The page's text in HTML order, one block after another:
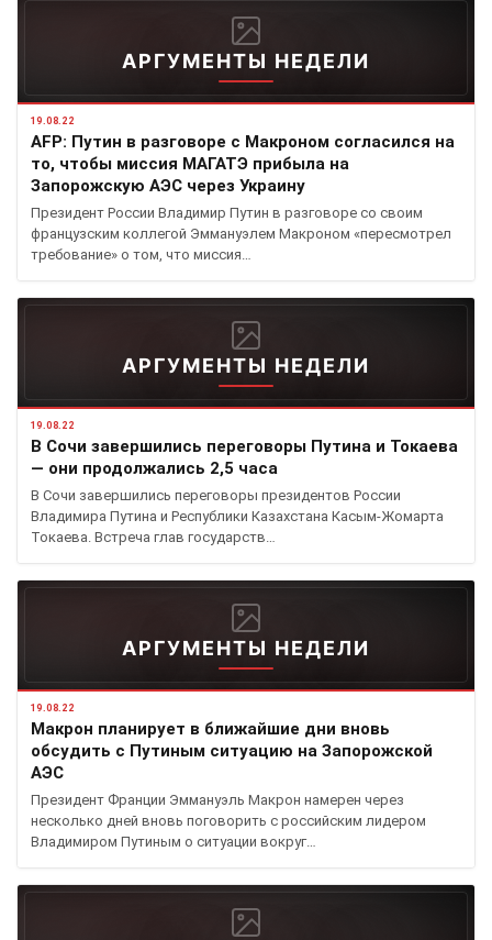
АРГУМЕНТЫ НЕДЕЛИ
19.08.22
AFP: Путин в разговоре с Макроном согласился на
то, чтобы миссия МАГАТЭ прибыла на
Запорожскую АЭС через Украину
Президент России Владимир Путин в разговоре со своим
французским коллегой Эммануэлем Макроном «пересмотрел
требование» о том, что миссия…
АРГУМЕНТЫ НЕДЕЛИ
19.08.22
В Сочи завершились переговоры Путина и Токаева
— они продолжались 2,5 часа
В Сочи завершились переговоры президентов России
Владимира Путина и Республики Казахстана Касым-Жомарта
Токаева. Встреча глав государств…
АРГУМЕНТЫ НЕДЕЛИ
19.08.22
Макрон планирует в ближайшие дни вновь
обсудить с Путиным ситуацию на Запорожской
АЭС
Президент Франции Эммануэль Макрон намерен через
несколько дней вновь поговорить с российским лидером
Владимиром Путиным о ситуации вокруг…